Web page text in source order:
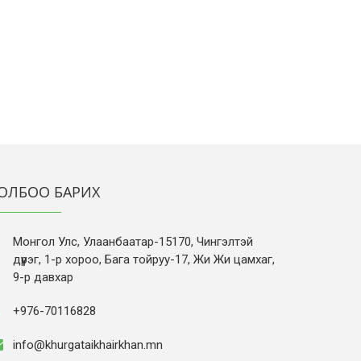
БАРИХ
Монгол Улс, Улаанбаатар-15170, Чингэлтэй
дүүрэг, 1-р хороо, Бага тойруу-17, Жи Жи цамхаг,
9-р давхар
+976-70116828
info@khurgataikhairkhan.mn